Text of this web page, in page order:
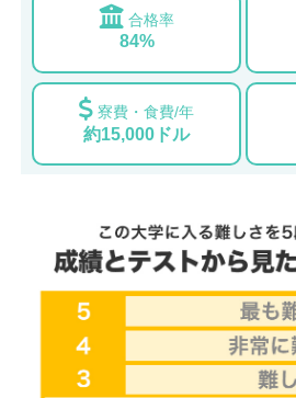
合格率
84%
寮費・食費/年
約15,000ドル